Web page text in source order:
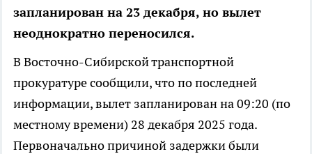
запланирован на 23 декабря, но вылет
неоднократно переносился.
В Восточно-Сибирской транспортной
прокуратуре сообщили, что по последней
информации, вылет запланирован на 09:20 (по
местному времени) 28 декабря 2025 года.
Первоначально причиной задержки были